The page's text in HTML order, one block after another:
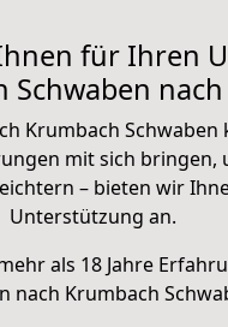
für Ihren
Schwaben
Krumbach Schwaben
mit sich bringen,
– bieten wir
Unterstützung an.
als 18 Jahre
nach Krumbach